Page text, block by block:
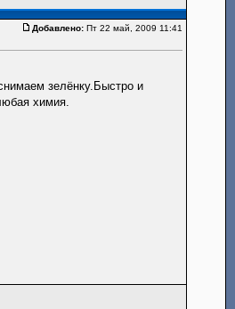
Добавлено:Пт 22 май, 2009 11:41
зелёнку.Быстро и
химия.